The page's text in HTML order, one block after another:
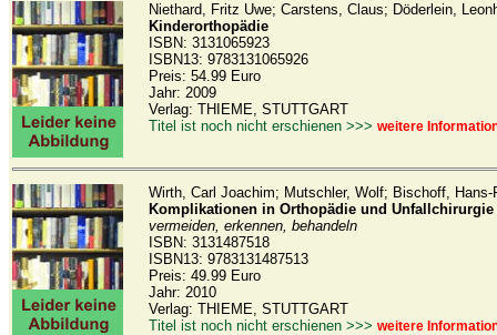
Niethard, Fritz Uwe; Carstens, Claus; Döderlein,
Kinderorthopädie
ISBN: 3131065923
ISBN13: 9783131065926
Preis: 54.99 Euro
Jahr: 2009
Verlag: THIEME, STUTTGART
Titel ist noch nicht erschienen >>> weitere
Wirth, Carl Joachim; Mutschler, Wolf; Bischoff, Hans-
Komplikationen in Orthopädie und Unfallchirurgie
vermeiden, erkennen, behandeln
ISBN: 3131487518
ISBN13: 9783131487513
Preis: 49.99 Euro
Jahr: 2010
Verlag: THIEME, STUTTGART
Titel ist noch nicht erschienen >>> weitere